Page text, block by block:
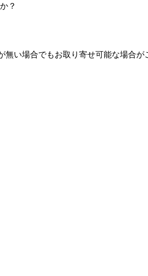
？
い場合でもお取り寄せ可能な場合が